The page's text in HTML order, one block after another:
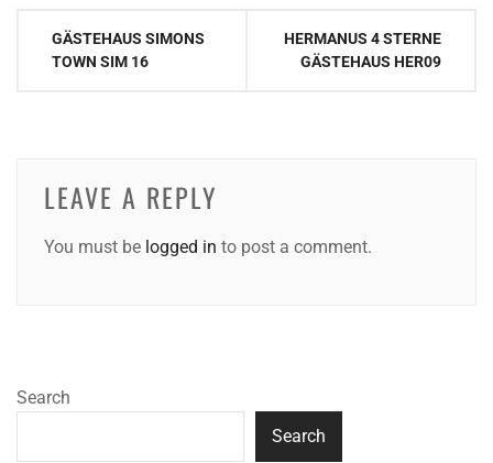
Post
navigation
GÄSTEHAUS SIMONS
TOWN SIM 16
HERMANUS 4 STERNE
GÄSTEHAUS HER09
LEAVE A REPLY
You must be logged in to post a comment.
Search
Search